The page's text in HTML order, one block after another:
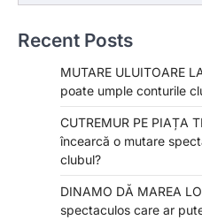
Recent Posts
MUTARE ULUITOARE
poate umple conturile
CUTREMUR PE PIAȚA
încearcă o mutare
clubul?
DINAMO DĂ MAREA
spectaculos care ar